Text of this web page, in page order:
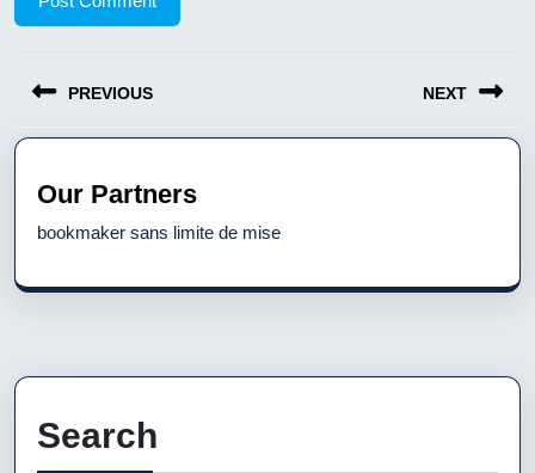
navigation
PREVIOUS
Previous
post:
NEXT
Our Partners
bookmaker sans limite de mise
Search